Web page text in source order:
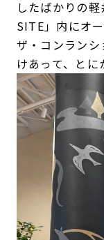
したばかりの
SITE」内にオ
ザ・コンラン
けあって、とに